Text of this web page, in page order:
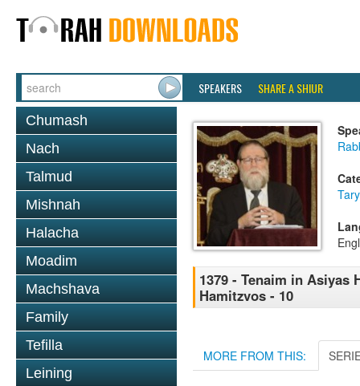
SPEAKERS SHARE A SHIUR
Chumash
Nach
Talmud
Mishnah
Halacha
Moadim
Machshava
Family
Tefilla
Leining
1379 - Tenaim in Asiyas
Hamitzvos - 10
MORE FROM THIS: